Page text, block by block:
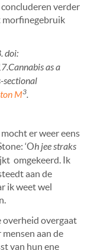
verder
morfinegebruik
doi:
Cannabisas a
sectional
M3.
er weer eens
‘Oh jee straks
omgekeerd. Ik
aan de
ik weet wel
overheid overgaat
aan de
van hun ene